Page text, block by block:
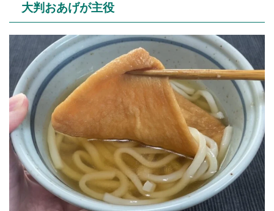
大判おあげが主役